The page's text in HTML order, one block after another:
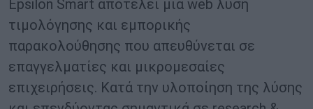
Epsilon Smart αποτελεί μια web λύση
τιμολόγησης και εμπορικής
παρακολούθησης που απευθύνεται σε
επαγγελματίες και μικρομεσαίες
επιχειρήσεις. Κατά την υλοποίηση της λύσης